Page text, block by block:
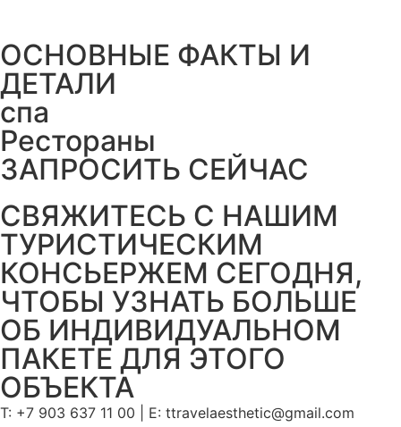
ОСНОВНЫЕ ФАКТЫ И
ДЕТАЛИ
спа
Рестораны
ЗАПРОСИТЬ СЕЙЧАС
СВЯЖИТЕСЬ С НАШИМ
ТУРИСТИЧЕСКИМ
КОНСЬЕРЖЕМ СЕГОДНЯ,
ЧТОБЫ УЗНАТЬ БОЛЬШЕ
ОБ ИНДИВИДУАЛЬНОМ
ПАКЕТЕ ДЛЯ ЭТОГО
ОБЪЕКТА
T: +7 903 637 11 00 | Е: ttravelaesthetic@gmail.com